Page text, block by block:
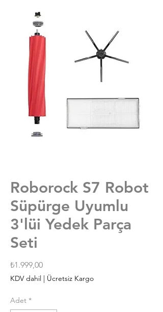
Roborock S7 Robot
Süpürge Uyumlu
3'lüi Yedek Parça
Seti
₺1.999,00Fiyat
KDV dahil | Ücretsiz Kargo
Adet *